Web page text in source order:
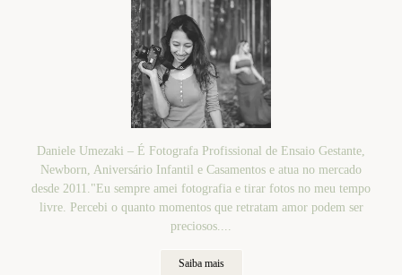
Daniele Umezaki – É Fotografa Profissional de Ensaio Gestante,
Newborn, Aniversário Infantil e Casamentos e atua no mercado
desde 2011."Eu sempre amei fotografia e tirar fotos no meu tempo
livre. Percebi o quanto momentos que retratam amor podem ser
preciosos....
Saiba mais